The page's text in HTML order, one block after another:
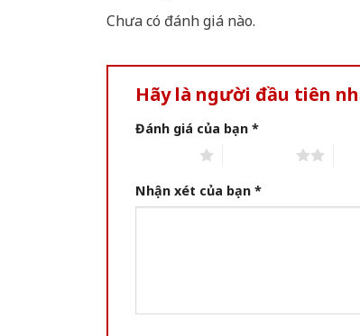
Chưa có đánh giá nào.
Hãy là người đầu tiên
Đánh giá của bạn *
Nhận xét của bạn *